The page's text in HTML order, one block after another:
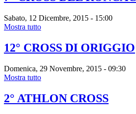
Sabato, 12 Dicembre, 2015 - 15:00
Mostra tutto
12° CROSS DI ORIGGIO
Domenica, 29 Novembre, 2015 - 09:30
Mostra tutto
2° ATHLON CROSS